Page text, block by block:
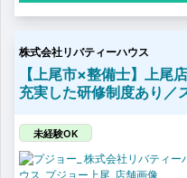
・リコール作業
株式会社リバティーハウス
【上尾市×整備士】上尾
充実した研修制度あり／
未経験OK